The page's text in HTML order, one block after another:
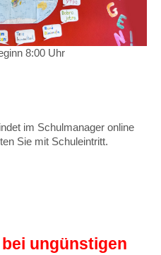
8:00 Uhr
im Schulmanager online
Sie mit Schuleintritt.
ungünstigen